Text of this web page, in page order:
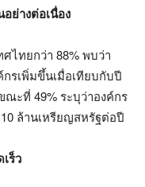
ย่างต่อเนื่อง
ไทยกว่า 88% พบว่า
รเพิ่มขึ้นเมื่อเทียบกับปี
ณะที่ 49% ระบุว่าองค์กร
ล้านเหรียญสหรัฐต่อปี
ร็ว